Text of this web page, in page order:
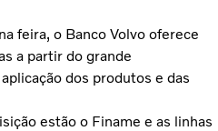
feira, o Banco Volvo oferece
a partir do grande
dos produtos e das
estão o Finame e as linhas